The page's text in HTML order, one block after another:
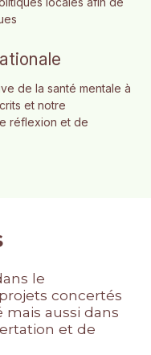
de la santé mentale à
et notre
réflexion et de
le
concertés
aussi dans
et de